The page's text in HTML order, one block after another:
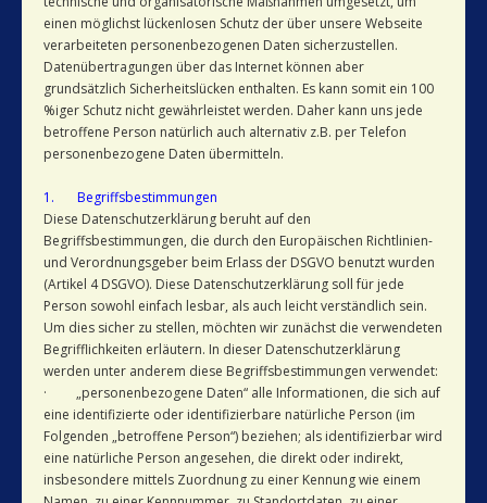
einen möglichst lückenlosen Schutz der über unsere Webseite
verarbeiteten personenbezogenen Daten sicherzustellen.
Datenübertragungen über das Internet können aber
grundsätzlich Sicherheitslücken enthalten. Es kann somit ein 100
%iger Schutz nicht gewährleistet werden. Daher kann uns jede
betroffene Person natürlich auch alternativ z.B. per Telefon
personenbezogene Daten übermitteln.
1. Begriffsbestimmungen
Diese Datenschutzerklärung beruht auf den
Begriffsbestimmungen, die durch den Europäischen Richtlinien-
und Verordnungsgeber beim Erlass der DSGVO benutzt wurden
(Artikel 4 DSGVO). Diese Datenschutzerklärung soll für jede
Person sowohl einfach lesbar, als auch leicht verständlich sein.
Um dies sicher zu stellen, möchten wir zunächst die verwendeten
Begrifflichkeiten erläutern. In dieser Datenschutzerklärung
werden unter anderem diese Begriffsbestimmungen verwendet:
· „personenbezogene Daten“ alle Informationen, die sich auf
eine identifizierte oder identifizierbare natürliche Person (im
Folgenden „betroffene Person“) beziehen; als identifizierbar wird
eine natürliche Person angesehen, die direkt oder indirekt,
insbesondere mittels Zuordnung zu einer Kennung wie einem